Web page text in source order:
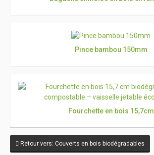
Pince bambou 150mm
Fourchette en bois 15,7cm
Retour vers: Couverts en bois biodégradables